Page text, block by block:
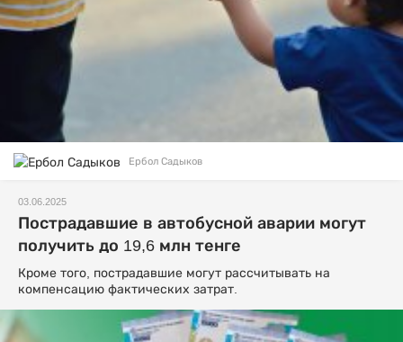
Ербол Садыков
03.06.2025
Пострадавшие в автобусной аварии могут
получить до 19,6 млн тенге
Кроме того, пострадавшие могут рассчитывать на
компенсацию фактических затрат.